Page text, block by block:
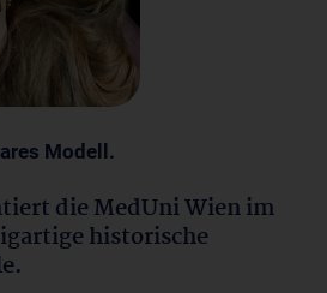
Modell.
die MedUni Wien im
historische